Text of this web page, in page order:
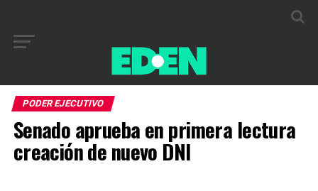
PODER EJECUTIVO
Senado aprueba en primera lectura
creación de nuevo DNI